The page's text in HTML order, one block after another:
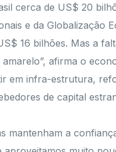
cerca de US$ 20
e da
16 bilhões. Mas a
afirma o
em infra-estrutura,
de capital
mantenham a